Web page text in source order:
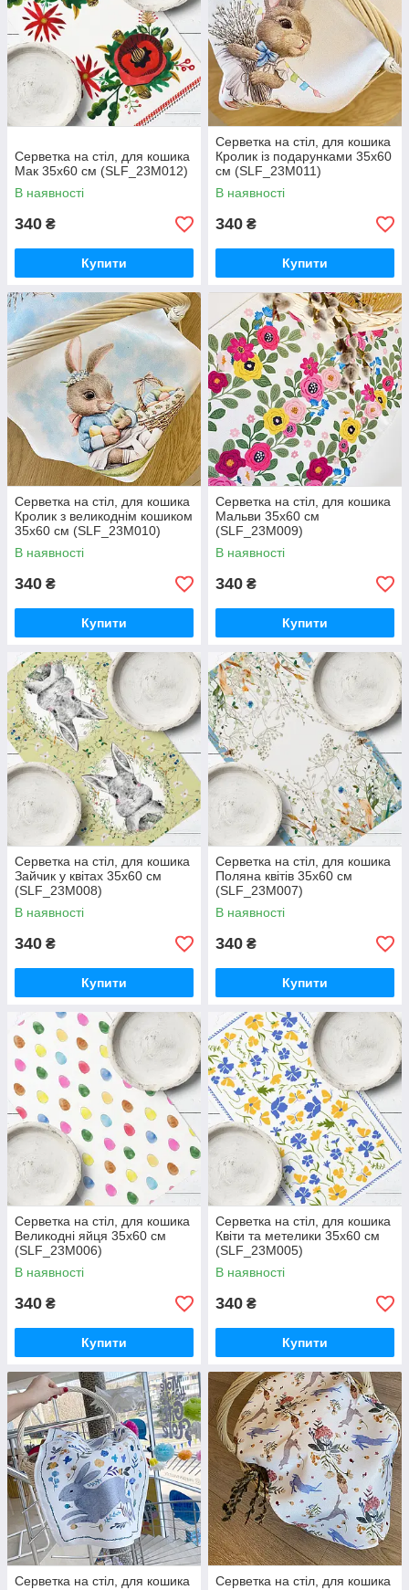
Серветка на стіл, для кошика
Мак 35x60 см (SLF_23M012)
В наявності
340 ₴
Купити
Серветка на стіл, для кошика
Кролик із подарунками 35x60
см (SLF_23M011)
В наявності
340 ₴
Купити
Серветка на стіл, для кошика
Кролик з великоднім кошиком
35x60 см (SLF_23M010)
В наявності
340 ₴
Купити
Серветка на стіл, для кошика
Мальви 35x60 см
(SLF_23M009)
В наявності
340 ₴
Купити
Серветка на стіл, для кошика
Зайчик у квітах 35x60 см
(SLF_23M008)
В наявності
340 ₴
Купити
Серветка на стіл, для кошика
Поляна квітів 35x60 см
(SLF_23M007)
В наявності
340 ₴
Купити
Серветка на стіл, для кошика
Великодні яйця 35x60 см
(SLF_23M006)
В наявності
340 ₴
Купити
Серветка на стіл, для кошика
Квіти та метелики 35x60 см
(SLF_23M005)
В наявності
340 ₴
Купити
Серветка на стіл, для кошика
Серветка на стіл, для кошика